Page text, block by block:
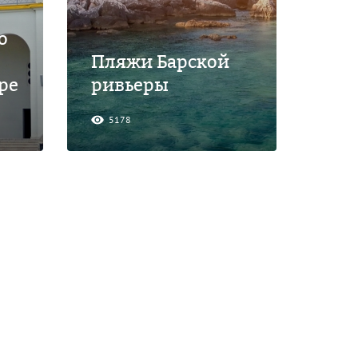
Пляжи Барской
ривьеры
5178